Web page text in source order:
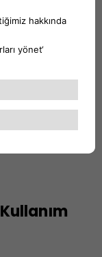
odaklı
Özellikle şehir
artırırken
şanzımanda
vites değiştirme
vites